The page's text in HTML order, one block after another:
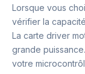
Lorsque vous
vérifier la
La carte driver
grande
votre